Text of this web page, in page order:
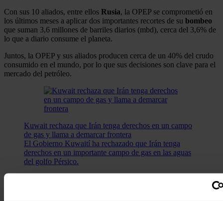
Con sus 10 aliados, entre ellos Rusia, la OPEP se comprometió en
los últimos meses a aplicar dos importantes recortes de su bombeo
que suman 3,6 millones de barriles diarios (mbd), cerca del 3,6% de
lo que a diario consume el planeta.
Juntos, la OPEP y sus aliados producen cerca de un 40% del crudo
consumido en el mundo, por lo que sus decisiones son clave para el
mercado del petróleo.
Kuwait rechaza que Irán tenga derechos en un campo
de gas y llama a demarcar frontera
El Gobierno Kuwaití ha rechazado que Irán tenga
derechos en un importante campo de gas en las aguas
del golfo Pérsico.
El pasado 4 de junio, el grupo decidió extender la medida hasta fines